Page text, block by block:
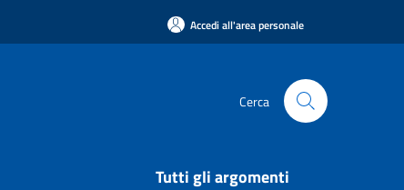
Accedi all'area personale
Cerca
Tutti gli argomenti